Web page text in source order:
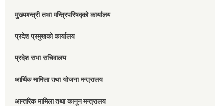
मुख्यमन्त्री तथा मन्त्रिपरिषद्को कार्यालय
प्रदेश प्रमुखको कार्यालय
प्रदेश सभा सचिवालय
आर्थिक मामिला तथा योजना मन्त्रालय
आन्तरिक मामिला तथा कानून मन्त्रालय